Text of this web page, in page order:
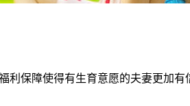
保障使得有生育意愿的夫妻更加有